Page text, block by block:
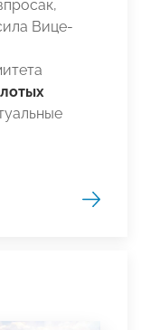
Вице-